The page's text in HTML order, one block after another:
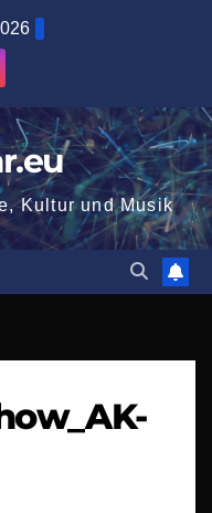
Kultur und Musik